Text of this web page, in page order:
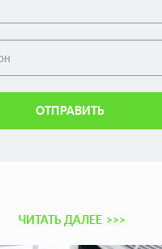
ОТПРАВИТЬ
ЧИТАТЬ ДАЛЕЕ >>>